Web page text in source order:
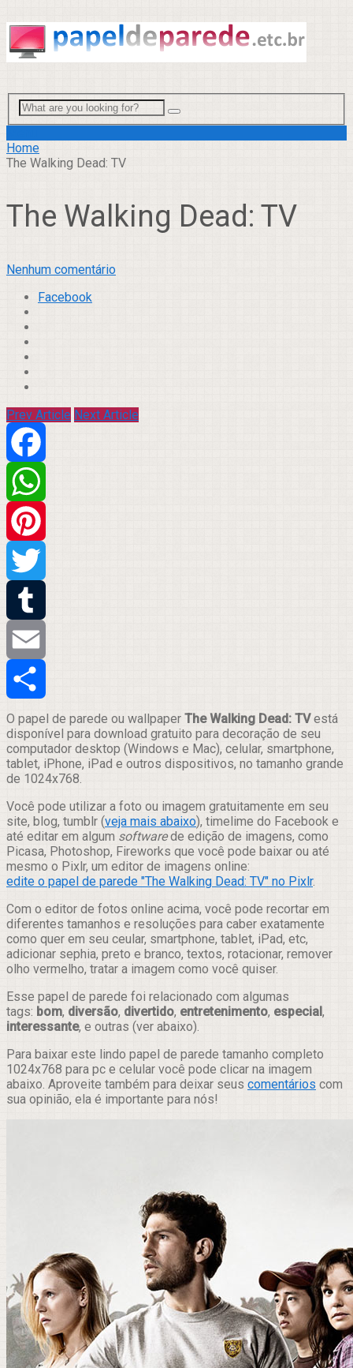
Home
The Walking Dead: TV
The Walking Dead: TV
Nenhum comentário
Facebook
Prev Article Next Article
Facebook
WhatsApp
Pinterest
Twitter
Tumblr
Email
Compartilhar
O papel de parede ou wallpaper The Walking Dead: TVestá
disponível para download gratuito para decoração de seu
computador desktop (Windows e Mac), celular, smartphone,
tablet, iPhone, iPad e outros dispositivos, no tamanho grande
de 1024x768.
Você pode utilizar a foto ou imagem gratuitamente em seu
site, blog, tumblr (veja mais abaixo), timelime do Facebook e
até editar em algum softwarede edição de imagens, como
Picasa, Photoshop, Fireworks que você pode baixar ou até
mesmo o Pixlr, um editor de imagens online:
edite o papel de parede "The Walking Dead: TV" no Pixlr.
Com o editor de fotos online acima, você pode recortar em
diferentes tamanhos e resoluções para caber exatamente
como quer em seu ceular, smartphone, tablet, iPad, etc,
adicionar sephia, preto e branco, textos, rotacionar, remover
olho vermelho, tratar a imagem como você quiser.
Esse papel de parede foi relacionado com algumas
tags: bom, diversão, divertido, entretenimento, especial,
interessante, e outras (ver abaixo).
Para baixar este lindo papel de parede tamanho completo
1024x768 para pc e celular você pode clicar na imagem
abaixo. Aproveite também para deixar seus comentários com
sua opinião, ela é importante para nós!